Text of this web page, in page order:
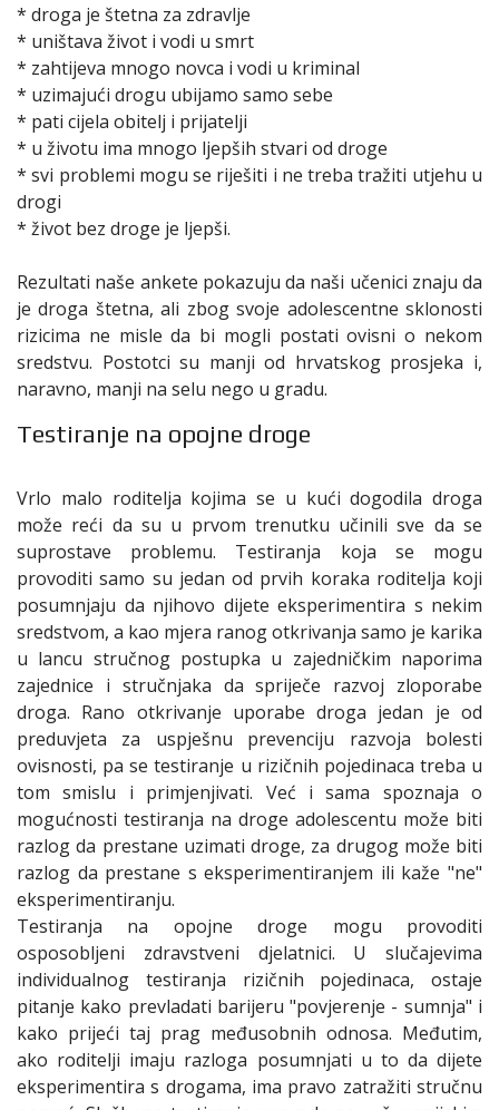
* droga je štetna za zdravlje
* uništava život i vodi u smrt
* zahtijeva mnogo novca i vodi u kriminal
* uzimajući drogu ubijamo samo sebe
* pati cijela obitelj i prijatelji
* u životu ima mnogo ljepših stvari od droge
* svi problemi mogu se riješiti i ne treba tražiti utjehu u
drogi
* život bez droge je ljepši.
Rezultati naše ankete pokazuju da naši učenici znaju da
je droga štetna, ali zbog svoje adolescentne sklonosti
rizicima ne misle da bi mogli postati ovisni o nekom
sredstvu. Postotci su manji od hrvatskog prosjeka i,
naravno, manji na selu nego u gradu.
Testiranje na opojne droge
Vrlo malo roditelja kojima se u kući dogodila droga
može reći da su u prvom trenutku učinili sve da se
suprostave problemu. Testiranja koja se mogu
provoditi samo su jedan od prvih koraka roditelja koji
posumnjaju da njihovo dijete eksperimentira s nekim
sredstvom, a kao mjera ranog otkrivanja samo je karika
u lancu stručnog postupka u zajedničkim naporima
zajednice i stručnjaka da spriječe razvoj zloporabe
droga. Rano otkrivanje uporabe droga jedan je od
preduvjeta za uspješnu prevenciju razvoja bolesti
ovisnosti, pa se testiranje u rizičnih pojedinaca treba u
tom smislu i primjenjivati. Već i sama spoznaja o
mogućnosti testiranja na droge adolescentu može biti
razlog da prestane uzimati droge, za drugog može biti
razlog da prestane s eksperimentiranjem ili kaže "ne"
eksperimentiranju.
Testiranja na opojne droge mogu provoditi
osposobljeni zdravstveni djelatnici. U slučajevima
individualnog testiranja rizičnih pojedinaca, ostaje
pitanje kako prevladati barijeru "povjerenje - sumnja" i
kako prijeći taj prag međusobnih odnosa. Međutim,
ako roditelji imaju razloga posumnjati u to da dijete
eksperimentira s drogama, ima pravo zatražiti stručnu